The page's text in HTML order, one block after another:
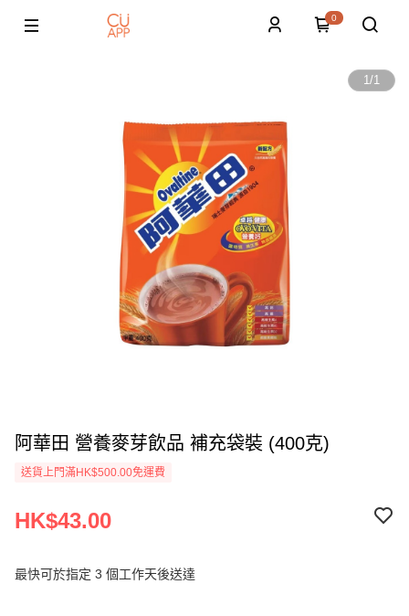
0
1/1
阿華田 營養麥芽飲品 補充袋裝 (400克)
送貨上門滿HK$500.00免運費
HK$43.00
最快可於指定 3 個工作天後送達